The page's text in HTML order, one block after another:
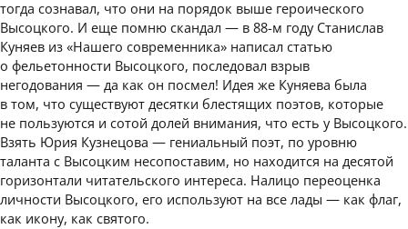
тогда сознавал, что они на порядок выше героического
Высоцкого. И еще помню скандал — в 88-м году Станислав
Куняев из «Нашего современника» написал статью
о фельетонности Высоцкого, последовал взрыв
негодования — да как он посмел! Идея же Куняева была
в том, что существуют десятки блестящих поэтов, которые
не пользуются и сотой долей внимания, что есть у Высоцкого.
Взять Юрия Кузнецова — гениальный поэт, по уровню
таланта с Высоцким несопоставим, но находится на десятой
горизонтали читательского интереса. Налицо переоценка
личности Высоцкого, его используют на все лады — как флаг,
как икону, как святого.